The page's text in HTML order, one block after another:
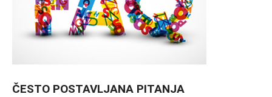
ČESTO POSTAVLJANA PITANJA